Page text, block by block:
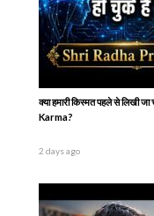
क्या हमारी किस्मत पहले से
Karma?
2 days ago